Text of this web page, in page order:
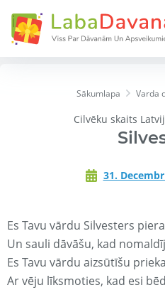
Sākumlapa Varda
Cilvēku skaits
31.
Es Tavu vārdu Silvesters
Un sauli dāvāšu, kad
Es Tavu vārdu aizsūtīšu
Ar vēju līksmoties, kad esi